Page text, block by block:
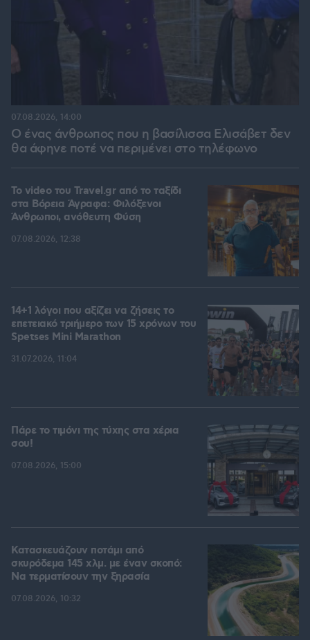
Ο ένας άνθρωπος που η βασίλισσα Ελισάβετ δεν
θα άφηνε ποτέ να περιμένει στο τηλέφωνο
07.08.2026, 14:00
To video του Travel.gr από το ταξίδι
στα Βόρεια Άγραφα: Φιλόξενοι
Άνθρωποι, ανόθευτη Φύση
07.08.2026, 12:38
14+1 λόγοι που αξίζει να ζήσεις το
επετειακό τριήμερο των 15 χρόνων του
Spetses Mini Marathon
31.07.2026, 11:04
Πάρε το τιμόνι της τύχης στα χέρια
σου!
07.08.2026, 15:00
Κατασκευάζουν ποτάμι από
σκυρόδεμα 145 χλμ. με έναν σκοπό:
Να τερματίσουν την ξηρασία
07.08.2026, 10:32